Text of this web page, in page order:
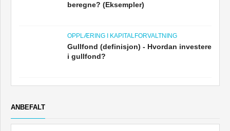
beregne? (Eksempler)
OPPLÆRING I KAPITALFORVALTNING
Gullfond (definisjon) - Hvordan investere
i gullfond?
ANBEFALT